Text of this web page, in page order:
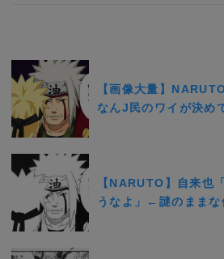
【画像大量】
なんJ民のワイが決め
【NARUTO】自来也
うなよ」←謎のまま